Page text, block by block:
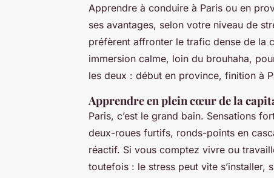
Apprendre à conduire à Paris ou en
ses avantages, selon votre niveau de
préfèrent affronter le trafic dense de la
immersion calme, loin du brouhaha,
les deux : début en province, finition à
Apprendre en plein cœur de la
Paris, c’est le grand bain. Sensations
deux-roues furtifs, ronds-points en
réactif. Si vous comptez vivre ou
toutefois : le stress peut vite s’installer,